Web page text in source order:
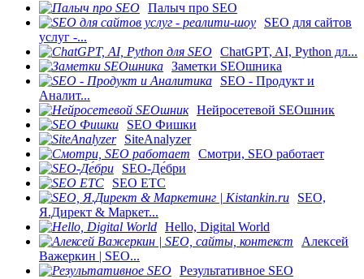
Палыч про SEO
SEO для сайтов
услуг -...
ChatGPT, AI, Python дл...
Заметки SEOшника
SEO - Продукт и
Аналит...
Нейросетевой SEOшник
SEO Фишки
SiteAnalyzer
Смотри, SEO работает
SEO-Де́бри
SEO ETC
SEO,
Я.Директ & Маркет...
Hello, Digital World
Алексей
Важеркин | SEO...
Результативное SEO